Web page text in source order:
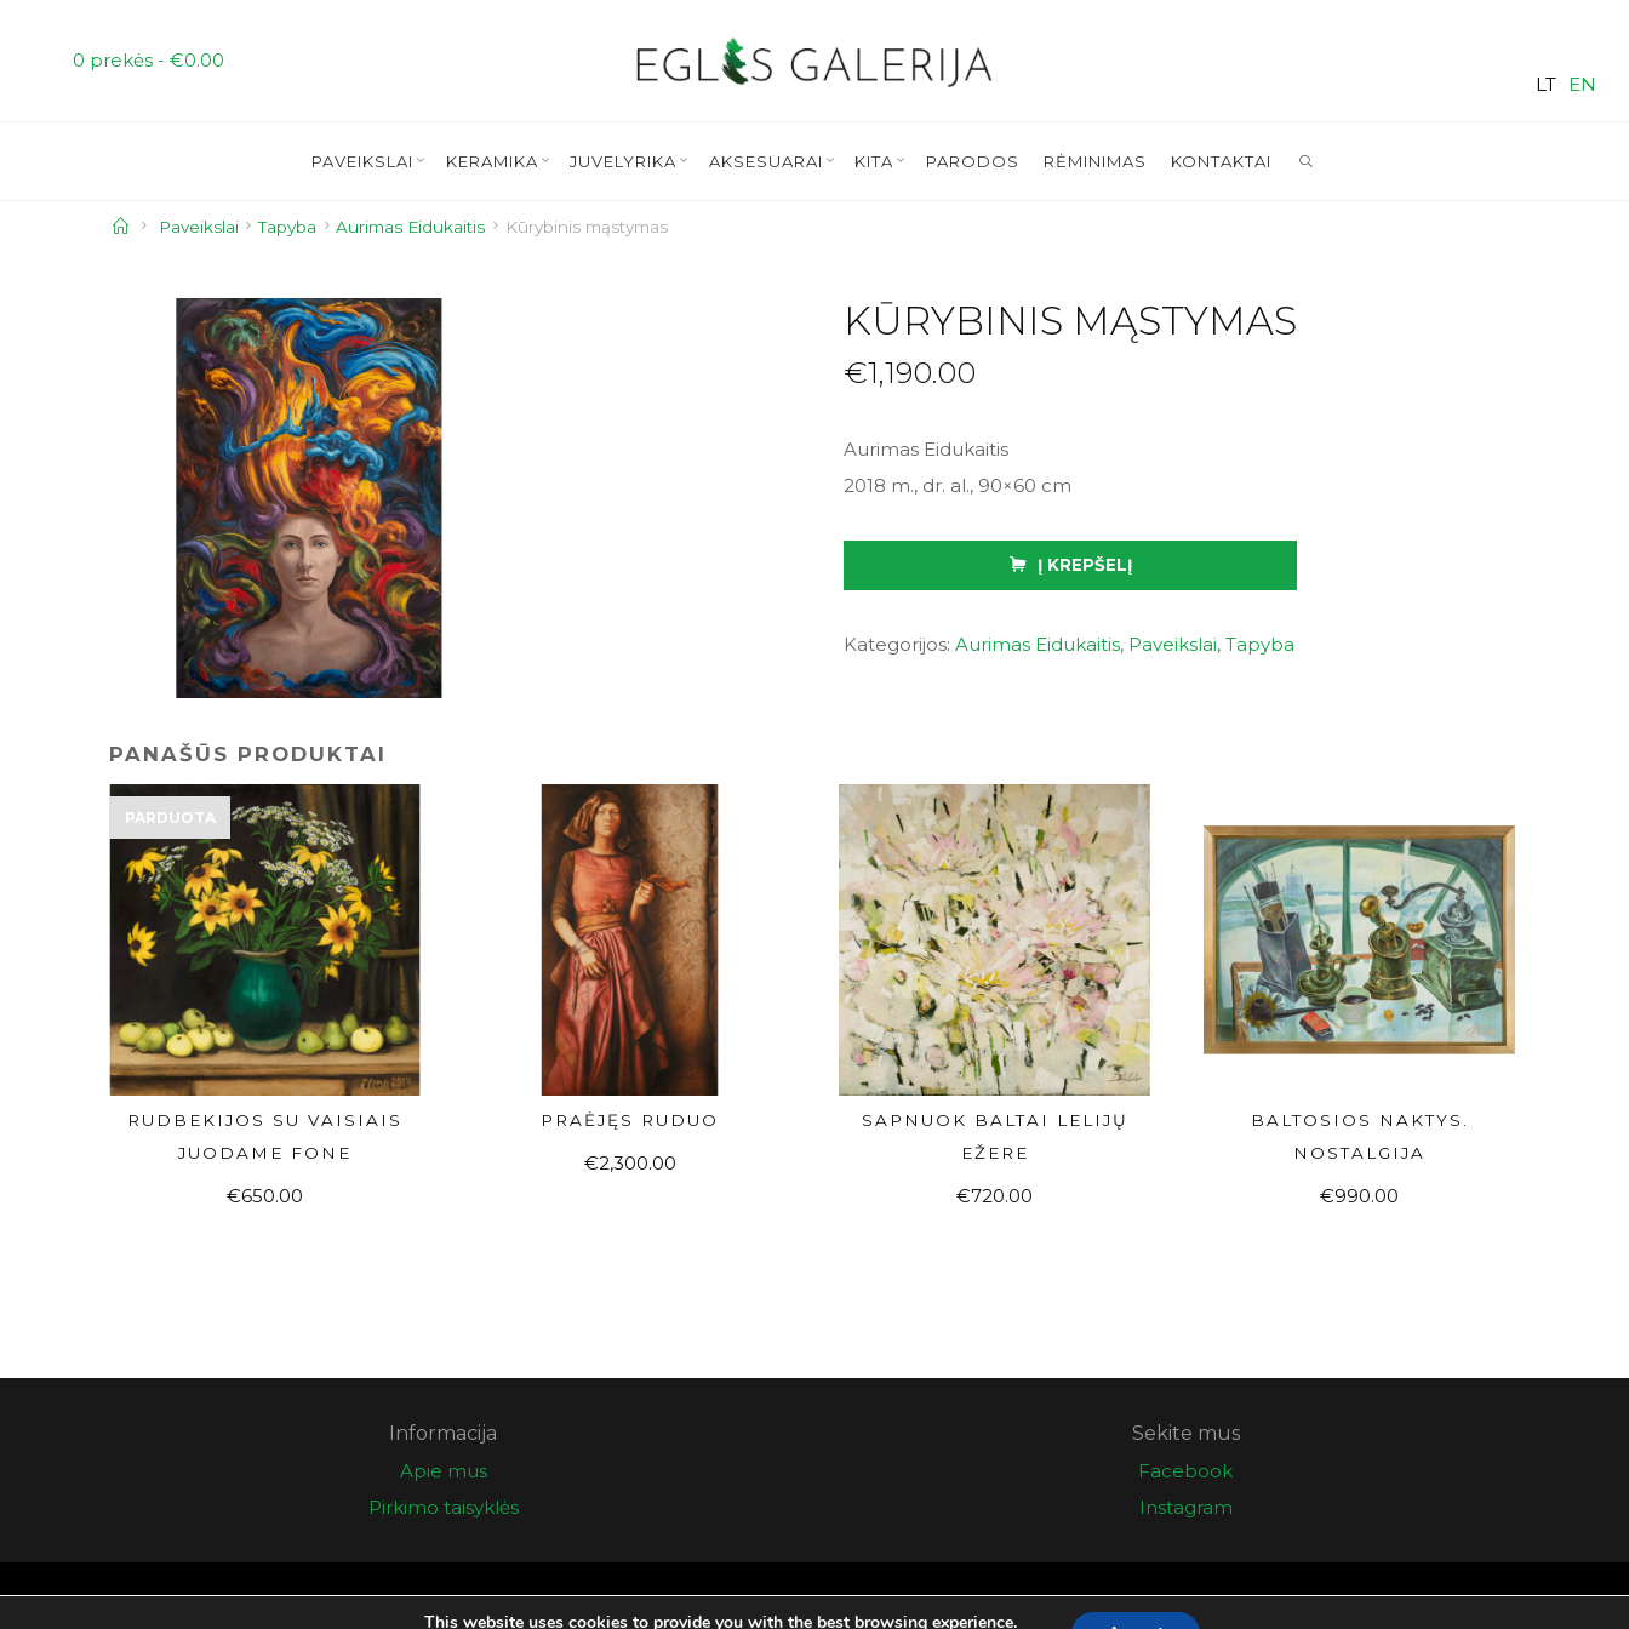
0 prekės - €0.00
LT EN
PAVEIKSLAI KERAMIKA JUVELYRIKA AKSESUARAI KITA PARODOS RĖMINIMAS KONTAKTAI
HomePaveikslai Tapyba Aurimas Eidukaitis Kūrybinis mąstymas
KŪRYBINIS MĄSTYMAS
€1,190.00
Aurimas Eidukaitis
2018 m., dr. al., 90×60 cm
Į KREPŠELĮ
Kategorijos: Aurimas Eidukaitis, Paveikslai, Tapyba
PANAŠŪS PRODUKTAI
PARDUOTA
DAUGIAU
RUDBEKIJOS SU VAISIAIS
JUODAME FONE
€650.00
Į KREPŠELĮ
PRAĖJĘS RUDUO
€2,300.00
Į KREPŠELĮ
SAPNUOK BALTAI LELIJŲ
EŽERE
€720.00
Į KREPŠELĮ
BALTOSIOS NAKTYS.
NOSTALGIJA
€990.00
Informacija
Apie mus
Pirkimo taisyklės
Sekite mus
Facebook
Instagram
Sprendimas:
This website uses cookies to provide you with the best browsing experience.